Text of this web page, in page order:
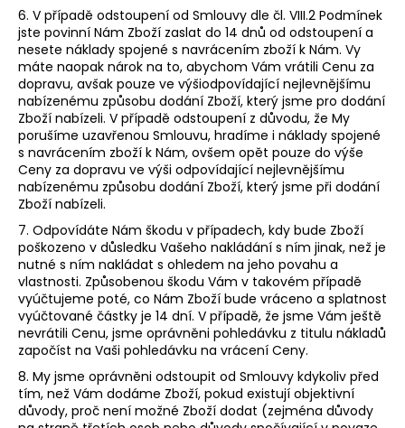
6. V případě odstoupení od Smlouvy dle čl. VIII.2 Podmínek
jste povinní Nám Zboží zaslat do 14 dnů od odstoupení a
nesete náklady spojené s navrácením zboží k Nám. Vy
máte naopak nárok na to, abychom Vám vrátili Cenu za
dopravu, avšak pouze ve výšiodpovídající nejlevnějšímu
nabízenému způsobu dodání Zboží, který jsme pro dodání
Zboží nabízeli. V případě odstoupení z důvodu, že My
porušíme uzavřenou Smlouvu, hradíme i náklady spojené
s navrácením zboží k Nám, ovšem opět pouze do výše
Ceny za dopravu ve výši odpovídající nejlevnějšímu
nabízenému způsobu dodání Zboží, který jsme při dodání
Zboží nabízeli.
7. Odpovídáte Nám škodu v případech, kdy bude Zboží
poškozeno v důsledku Vašeho nakládání s ním jinak, než je
nutné s ním nakládat s ohledem na jeho povahu a
vlastnosti. Způsobenou škodu Vám v takovém případě
vyúčtujeme poté, co Nám Zboží bude vráceno a splatnost
vyúčtované částky je 14 dní. V případě, že jsme Vám ještě
nevrátili Cenu, jsme oprávněni pohledávku z titulu nákladů
započíst na Vaši pohledávku na vrácení Ceny.
8. My jsme oprávněni odstoupit od Smlouvy kdykoliv před
tím, než Vám dodáme Zboží, pokud existují objektivní
důvody, proč není možné Zboží dodat (zejména důvody